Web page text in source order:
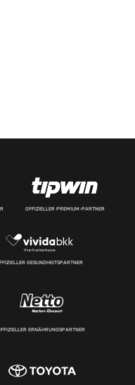
OFFIZIELLER PREMIUM-PARTNER
GESUNDHEITSPARTNER
ERNÄHRUNGSPARTNER